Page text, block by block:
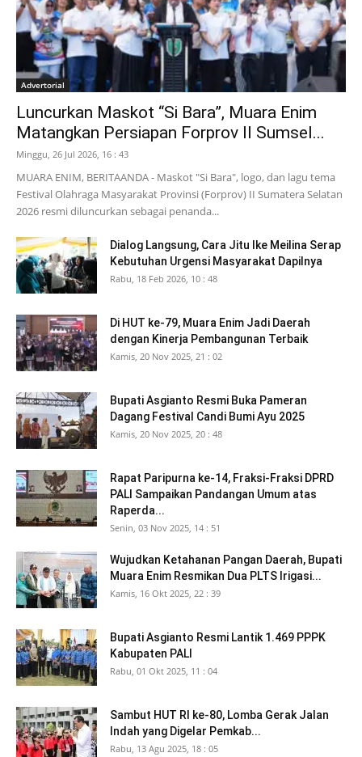
Advertorial
Luncurkan Maskot “Si Bara”, Muara Enim
Matangkan Persiapan Forprov II Sumsel...
Minggu, 26 Jul 2026, 16 : 43
MUARA ENIM, BERITAANDA - Maskot "Si Bara", logo, dan lagu tema
Festival Olahraga Masyarakat Provinsi (Forprov) II Sumatera Selatan
2026 resmi diluncurkan sebagai penanda...
Dialog Langsung, Cara Jitu Ike Meilina Serap
Kebutuhan Urgensi Masyarakat Dapilnya
Rabu, 18 Feb 2026, 10 : 48
Di HUT ke-79, Muara Enim Jadi Daerah
dengan Kinerja Pembangunan Terbaik
Kamis, 20 Nov 2025, 21 : 02
Bupati Asgianto Resmi Buka Pameran
Dagang Festival Candi Bumi Ayu 2025
Kamis, 20 Nov 2025, 20 : 48
Rapat Paripurna ke-14, Fraksi-Fraksi DPRD
PALI Sampaikan Pandangan Umum atas
Raperda...
Senin, 03 Nov 2025, 14 : 51
Wujudkan Ketahanan Pangan Daerah, Bupati
Muara Enim Resmikan Dua PLTS Irigasi...
Kamis, 16 Okt 2025, 22 : 39
Bupati Asgianto Resmi Lantik 1.469 PPPK
Kabupaten PALI
Rabu, 01 Okt 2025, 11 : 04
Sambut HUT RI ke-80, Lomba Gerak Jalan
Indah yang Digelar Pemkab...
Rabu, 13 Agu 2025, 18 : 05